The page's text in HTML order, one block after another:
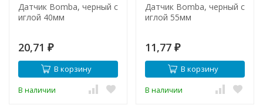
Датчик Bomba, черный с
иглой 40мм
20,71 ₽
В корзину
В наличии
Датчик Bomba, черный с
иглой 55мм
11,77 ₽
В корзину
В наличии